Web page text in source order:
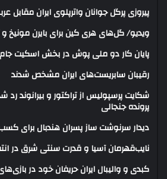
پیروزی پرگل جوانان واترپلوی ایران مقابل
ویدیو/ گل‌های هری‌ کین برای بایرن مونیخ
پایان کار دو ملی پوش در بخش اسکیت جام
رقیبان سابریست‌های ایران مشخص شدند
شکایت پرسپولیس از تراکتور و بیرانوند
پرونده جنجالی
دیدار سرنوشت ساز پسران هندبال برای
نایب‌قهرمان آسیا و قدرت سنتی شرق در
کبدی و والیبال ایران حریفان خود در